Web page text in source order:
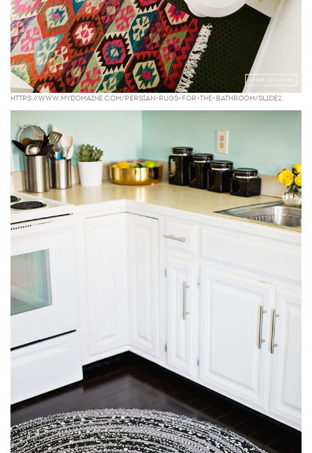
https://www.mydomaine.com/persian-rugs-for-the-bathroom/slide2